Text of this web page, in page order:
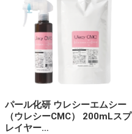
パール化研 ウレシーエムシー
（ウレシーCMC） 200mLスプ
レイヤー…